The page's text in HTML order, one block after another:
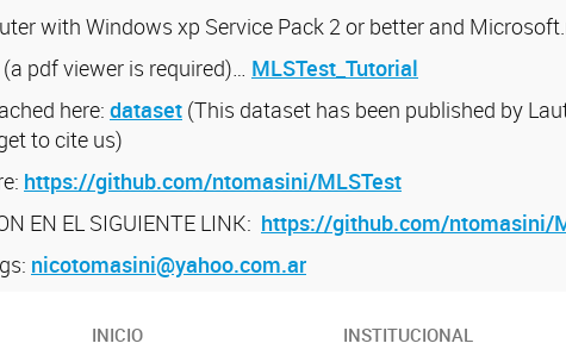
with Windows xp Service Pack 2 or better and
pdf viewer is required)… MLSTest_Tutorial
here: dataset (This dataset has been published by
to cite us)
https://github.com/ntomasini/MLSTest
EN EL SIGUIENTE LINK: https://github.com/ntomasini/
nicotomasini@yahoo.com.ar
INICIO INSTITUCIONAL